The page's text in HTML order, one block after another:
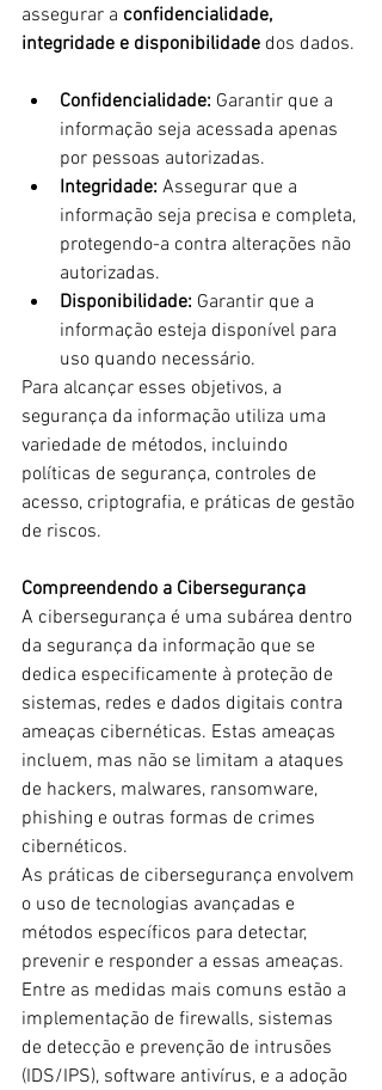
assegurar a confidencialidade,
integridade e disponibilidade dos dados.
Confidencialidade: Garantir que a
informação seja acessada apenas
por pessoas autorizadas.
Integridade: Assegurar que a
informação seja precisa e completa,
protegendo-a contra alterações não
autorizadas.
Disponibilidade: Garantir que a
informação esteja disponível para
uso quando necessário.
Para alcançar esses objetivos, a
segurança da informação utiliza uma
variedade de métodos, incluindo
políticas de segurança, controles de
acesso, criptografia, e práticas de gestão
de riscos.
Compreendendo a Cibersegurança
A cibersegurança é uma subárea dentro
da segurança da informação que se
dedica especificamente à proteção de
sistemas, redes e dados digitais contra
ameaças cibernéticas. Estas ameaças
incluem, mas não se limitam a ataques
de hackers, malwares, ransomware,
phishing e outras formas de crimes
cibernéticos.
As práticas de cibersegurança envolvem
o uso de tecnologias avançadas e
métodos específicos para detectar,
prevenir e responder a essas ameaças.
Entre as medidas mais comuns estão a
implementação de firewalls, sistemas
de detecção e prevenção de intrusões
(IDS/IPS), software antivírus, e a adoção